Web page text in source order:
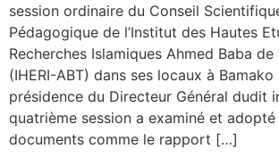
session ordinaire du Conseil
Pédagogique de l’Institut des Hautes
Recherches Islamiques Ahmed Baba
(IHERI-ABT) dans ses locaux à Bamako
présidence du Directeur Général dudit
quatrième session a examiné et
documents comme le rapport […]